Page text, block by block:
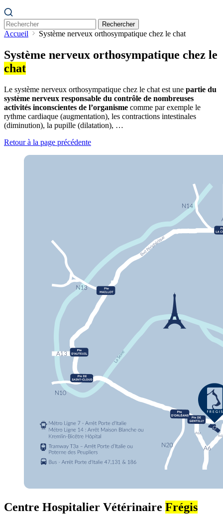
Rechercher
Accueil Système nerveux orthosympatique chez le chat
Système nerveux orthosympatique chez le
chat
Le système nerveux orthosympatique chez le chat est une partie du
système nerveux responsable du contrôle de nombreuses
activités inconscientes de l’organisme comme par exemple le
rythme cardiaque (augmentation), les contractions intestinales
(diminution), la pupille (dilatation), …
Retour à la page précédente
Centre Hospitalier Vétérinaire Frégis